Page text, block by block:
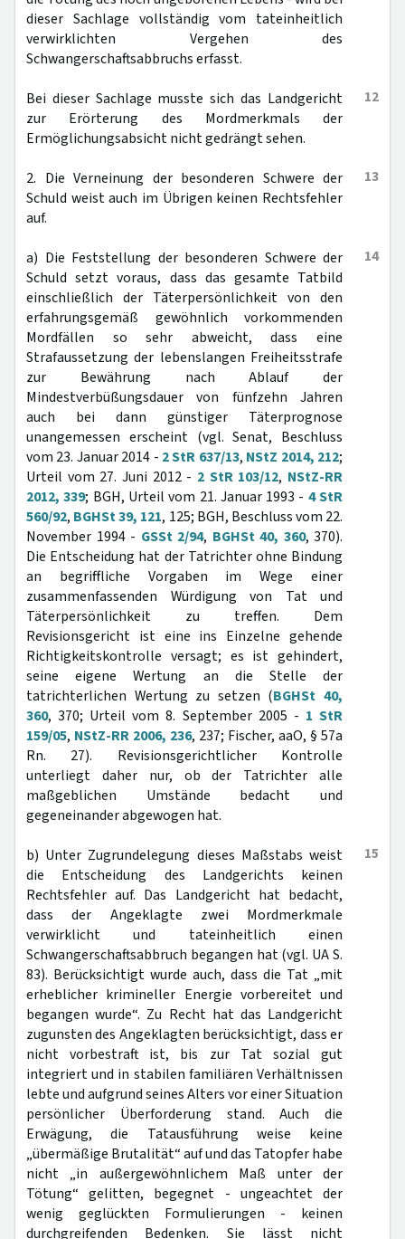
dieser Sachlage vollständig vom tateinheitlich
verwirklichten Vergehen des
Schwangerschaftsabbruchs erfasst.
12
Bei dieser Sachlage musste sich das Landgericht
zur Erörterung des Mordmerkmals der
Ermöglichungsabsicht nicht gedrängt sehen.
13
2. Die Verneinung der besonderen Schwere der
Schuld weist auch im Übrigen keinen Rechtsfehler
auf.
14
a) Die Feststellung der besonderen Schwere der
Schuld setzt voraus, dass das gesamte Tatbild
einschließlich der Täterpersönlichkeit von den
erfahrungsgemäß gewöhnlich vorkommenden
Mordfällen so sehr abweicht, dass eine
Strafaussetzung der lebenslangen Freiheitsstrafe
zur Bewährung nach Ablauf der
Mindestverbüßungsdauer von fünfzehn Jahren
auch bei dann günstiger Täterprognose
unangemessen erscheint (vgl. Senat, Beschluss
vom 23. Januar 2014 - 2 StR 637/13, NStZ 2014, 212;
Urteil vom 27. Juni 2012 - 2 StR 103/12, NStZ-RR
2012, 339; BGH, Urteil vom 21. Januar 1993 - 4 StR
560/92, BGHSt 39, 121, 125; BGH, Beschluss vom 22.
November 1994 - GSSt 2/94, BGHSt 40, 360, 370).
Die Entscheidung hat der Tatrichter ohne Bindung
an begriffliche Vorgaben im Wege einer
zusammenfassenden Würdigung von Tat und
Täterpersönlichkeit zu treffen. Dem
Revisionsgericht ist eine ins Einzelne gehende
Richtigkeitskontrolle versagt; es ist gehindert,
seine eigene Wertung an die Stelle der
tatrichterlichen Wertung zu setzen (BGHSt 40,
360, 370; Urteil vom 8. September 2005 - 1 StR
159/05, NStZ-RR 2006, 236, 237; Fischer, aaO, § 57a
Rn. 27). Revisionsgerichtlicher Kontrolle
unterliegt daher nur, ob der Tatrichter alle
maßgeblichen Umstände bedacht und
gegeneinander abgewogen hat.
15
b) Unter Zugrundelegung dieses Maßstabs weist
die Entscheidung des Landgerichts keinen
Rechtsfehler auf. Das Landgericht hat bedacht,
dass der Angeklagte zwei Mordmerkmale
verwirklicht und tateinheitlich einen
Schwangerschaftsabbruch begangen hat (vgl. UA S.
83). Berücksichtigt wurde auch, dass die Tat „mit
erheblicher krimineller Energie vorbereitet und
begangen wurde“. Zu Recht hat das Landgericht
zugunsten des Angeklagten berücksichtigt, dass er
nicht vorbestraft ist, bis zur Tat sozial gut
integriert und in stabilen familiären Verhältnissen
lebte und aufgrund seines Alters vor einer Situation
persönlicher Überforderung stand. Auch die
Erwägung, die Tatausführung weise keine
„übermäßige Brutalität“ auf und das Tatopfer habe
nicht „in außergewöhnlichem Maß unter der
Tötung“ gelitten, begegnet - ungeachtet der
wenig geglückten Formulierungen - keinen
durchgreifenden Bedenken. Sie lässt nicht